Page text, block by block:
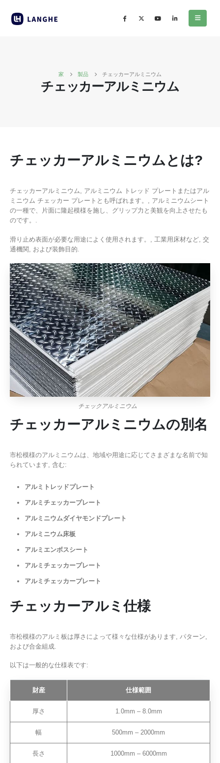
家 製品 チェッカーアルミニウム
チェッカーアルミニウム
チェッカーアルミニウムとは?
チェッカーアルミニウム, アルミニウム トレッド プレートまたはアル
ミニウム チェッカー プレートとも呼ばれます。, アルミニウムシート
の一種で、片面に隆起模様を施し、グリップ力と美観を向上させたも
のです。.
滑り止め表面が必要な用途によく使用されます。, 工業用床材など, 交
通機関, および装飾目的.
チェックアルミニウム
チェッカーアルミニウムの別名
市松模様のアルミニウムは、地域や用途に応じてさまざまな名前で知
られています, 含む:
アルミトレッドプレート
アルミチェッカープレート
アルミニウムダイヤモンドプレート
アルミニウム床板
アルミエンボスシート
アルミチェッカープレート
アルミチェッカープレート
チェッカーアルミ仕様
市松模様のアルミ板は厚さによって様々な仕様があります, パターン,
および合金組成.
以下は一般的な仕様表です:
財産 仕様範囲
厚さ 1.0mm – 8.0mm
幅 500mm – 2000mm
長さ 1000mm – 6000mm